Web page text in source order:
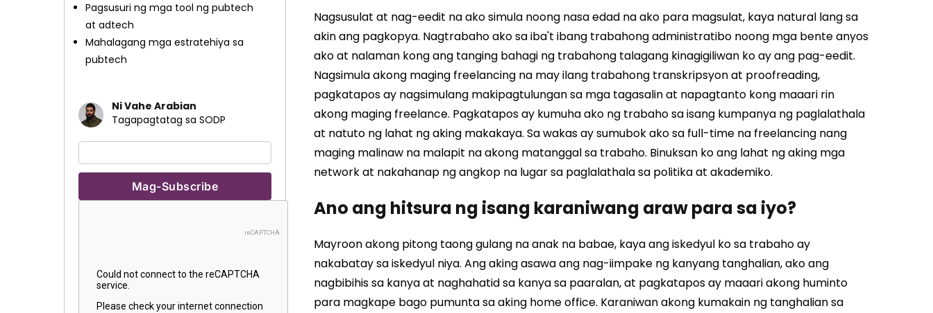
Pagsusuri ng mga tool ng pubtech
at adtech
Mahalagang mga estratehiya sa
pubtech
Ni Vahe Arabian
Tagapagtatag sa SODP
Nagsusulat at nag-eedit na ako simula noong nasa edad na ako para magsulat, kaya natural lang sa
akin ang pagkopya. Nagtrabaho ako sa iba't ibang trabahong administratibo noong mga bente anyos
ako at nalaman kong ang tanging bahagi ng trabahong talagang kinagigiliwan ko ay ang pag-eedit.
Nagsimula akong maging freelancing na may ilang trabahong transkripsyon at proofreading,
pagkatapos ay nagsimulang makipagtulungan sa mga tagasalin at napagtanto kong maaari rin
akong maging freelance. Pagkatapos ay kumuha ako ng trabaho sa isang kumpanya ng paglalathala
at natuto ng lahat ng aking makakaya. Sa wakas ay sumubok ako sa full-time na freelancing nang
maging malinaw na malapit na akong matanggal sa trabaho. Binuksan ko ang lahat ng aking mga
network at nakahanap ng angkop na lugar sa paglalathala sa politika at akademiko.
Ano ang hitsura ng isang karaniwang araw para sa iyo?
Mayroon akong pitong taong gulang na anak na babae, kaya ang iskedyul ko sa trabaho ay
nakabatay sa iskedyul niya. Ang aking asawa ang nag-iimpake ng kanyang tanghalian, ako ang
nagbibihis sa kanya at naghahatid sa kanya sa paaralan, at pagkatapos ay maaari akong huminto
para magkape bago pumunta sa aking home office. Karaniwan akong kumakain ng tanghalian sa